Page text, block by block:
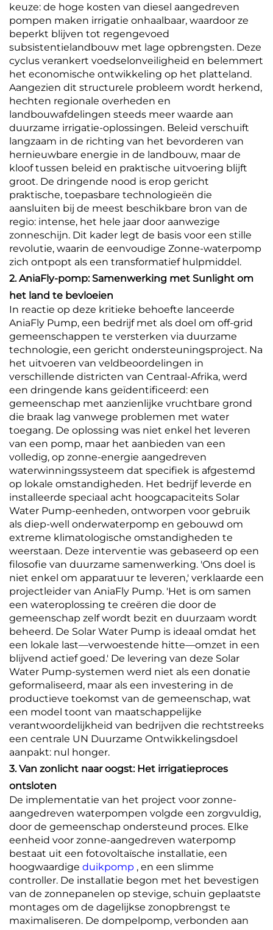
keuze: de hoge kosten van diesel aangedreven
pompen maken irrigatie onhaalbaar, waardoor ze
beperkt blijven tot regengevoed
subsistentielandbouw met lage opbrengsten. Deze
cyclus verankert voedselonveiligheid en belemmert
het economische ontwikkeling op het platteland.
Aangezien dit structurele probleem wordt herkend,
hechten regionale overheden en
landbouwafdelingen steeds meer waarde aan
duurzame irrigatie-oplossingen. Beleid verschuift
langzaam in de richting van het bevorderen van
hernieuwbare energie in de landbouw, maar de
kloof tussen beleid en praktische uitvoering blijft
groot. De dringende nood is erop gericht
praktische, toepasbare technologieën die
aansluiten bij de meest beschikbare bron van de
regio: intense, het hele jaar door aanwezige
zonneschijn. Dit kader legt de basis voor een stille
revolutie, waarin de eenvoudige Zonne-waterpomp
zich ontpopt als een transformatief hulpmiddel.
2. AniaFly-pomp: Samenwerking met Sunlight om
het land te bevloeien
In reactie op deze kritieke behoefte lanceerde
AniaFly Pump, een bedrijf met als doel om off-grid
gemeenschappen te versterken via duurzame
technologie, een gericht ondersteuningsproject. Na
het uitvoeren van veldbeoordelingen in
verschillende districten van Centraal-Afrika, werd
een dringende kans geïdentificeerd: een
gemeenschap met aanzienlijke vruchtbare grond
die braak lag vanwege problemen met water
toegang. De oplossing was niet enkel het leveren
van een pomp, maar het aanbieden van een
volledig, op zonne-energie aangedreven
waterwinningssysteem dat specifiek is afgestemd
op lokale omstandigheden. Het bedrijf leverde en
installeerde speciaal acht hoogcapaciteits Solar
Water Pump-eenheden, ontworpen voor gebruik
als diep-well onderwaterpomp en gebouwd om
extreme klimatologische omstandigheden te
weerstaan. Deze interventie was gebaseerd op een
filosofie van duurzame samenwerking. 'Ons doel is
niet enkel om apparatuur te leveren,' verklaarde een
projectleider van AniaFly Pump. 'Het is om samen
een wateroplossing te creëren die door de
gemeenschap zelf wordt bezit en duurzaam wordt
beheerd. De Solar Water Pump is ideaal omdat het
een lokale last—verwoestende hitte—omzet in een
blijvend actief goed.' De levering van deze Solar
Water Pump-systemen werd niet als een donatie
geformaliseerd, maar als een investering in de
productieve toekomst van de gemeenschap, wat
een model toont van maatschappelijke
verantwoordelijkheid van bedrijven die rechtstreeks
een centrale UN Duurzame Ontwikkelingsdoel
aanpakt: nul honger.
3. Van zonlicht naar oogst: Het irrigatieproces
ontsloten
De implementatie van het project voor zonne-
aangedreven waterpompen volgde een zorgvuldig,
door de gemeenschap ondersteund proces. Elke
eenheid voor zonne-aangedreven waterpomp
bestaat uit een fotovoltaïsche installatie, een
hoogwaardige duikpomp , en een slimme
controller. De installatie begon met het bevestigen
van de zonnepanelen op stevige, schuin geplaatste
montages om de dagelijkse zonopbrengst te
maximaliseren. De dompelpomp, verbonden aan